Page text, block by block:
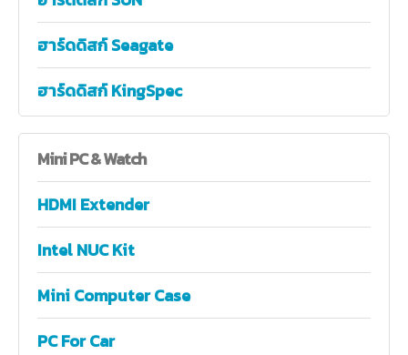
ฮาร์ดดิสก์ Seagate
ฮาร์ดดิสก์ KingSpec
MiniPC & Watch
HDMI Extender
Intel NUC Kit
Mini Computer Case
PC For Car